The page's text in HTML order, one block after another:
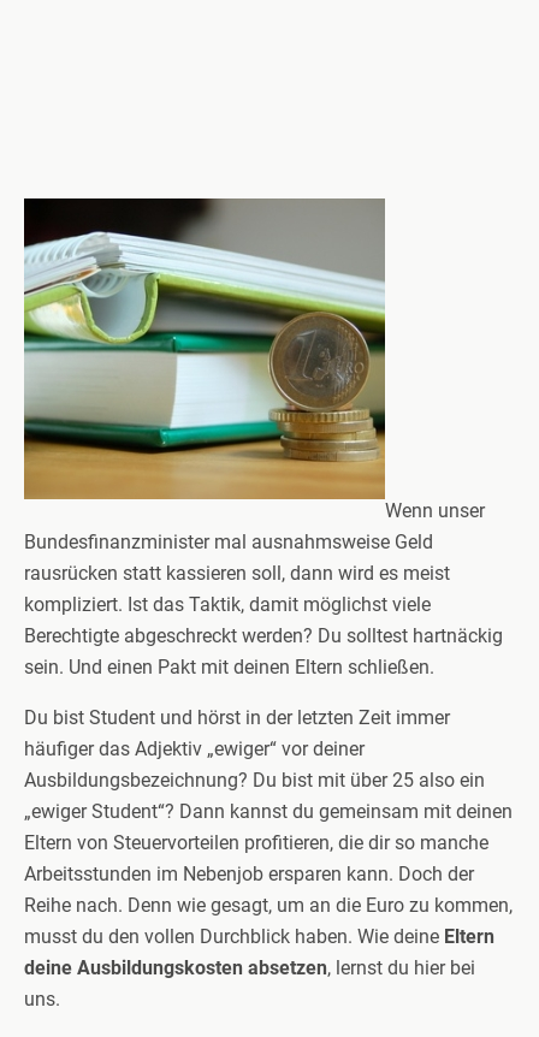
Wenn unser
Bundesfinanzminister mal ausnahmsweise Geld
rausrücken statt kassieren soll, dann wird es meist
kompliziert. Ist das Taktik, damit möglichst viele
Berechtigte abgeschreckt werden? Du solltest hartnäckig
sein. Und einen Pakt mit deinen Eltern schließen.
Du bist Student und hörst in der letzten Zeit immer
häufiger das Adjektiv „ewiger“ vor deiner
Ausbildungsbezeichnung? Du bist mit über 25 also ein
„ewiger Student“? Dann kannst du gemeinsam mit deinen
Eltern von Steuervorteilen profitieren, die dir so manche
Arbeitsstunden im Nebenjob ersparen kann. Doch der
Reihe nach. Denn wie gesagt, um an die Euro zu kommen,
musst du den vollen Durchblick haben. Wie deine Eltern
deine Ausbildungskosten absetzen, lernst du hier bei
uns.